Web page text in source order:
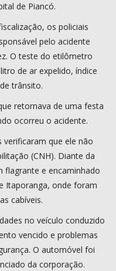
de Piancó.
os policiais
pelo acidente
O teste do etilômetro
de ar expelido, índice
trânsito.
retornava de uma festa
ocorreu o acidente.
verificaram que ele não
(CNH). Diante da
e encaminhado
Itaporanga, onde foram
cabíveis.
no veículo conduzido
vencido e problemas
O automóvel foi
da corporação.